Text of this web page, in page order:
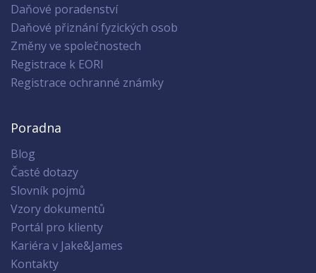
Daňové poradenství
Daňové přiznání fyzických osob
Změny ve společnostech
Registrace k EORI
Registrace ochranné známky
Poradna
Blog
Časté dotazy
Slovník pojmů
Vzory dokumentů
Portál pro klienty
Kariéra v Jake&James
Kontakty